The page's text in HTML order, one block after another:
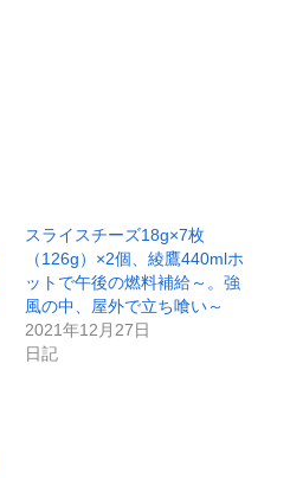
スライスチーズ18g×7枚
（126g）×2個、綾鷹440mlホ
ットで午後の燃料補給～。強
風の中、屋外で立ち喰い～
2021年12月27日
日記